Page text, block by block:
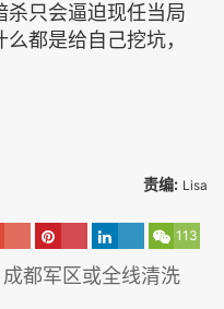
杀只会逼迫现任当局
都是给自己挖坑，
责编: Lisa
113
都军区或全线清洗